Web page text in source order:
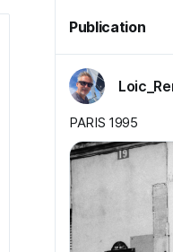
Publication
PARIS 1995